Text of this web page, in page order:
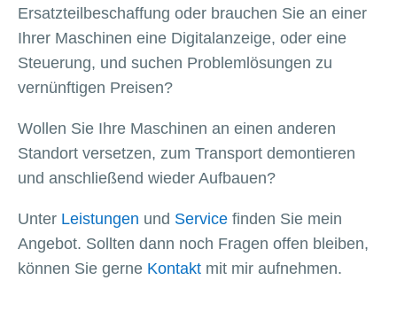
Ersatzteilbeschaffung oder brauchen Sie an einer
Ihrer Maschinen eine Digitalanzeige, oder eine
Steuerung, und suchen Problemlösungen zu
vernünftigen Preisen?
Wollen Sie Ihre Maschinen an einen anderen
Standort versetzen, zum Transport demontieren
und anschließend wieder Aufbauen?
Unter Leistungen und Service finden Sie mein
Angebot. Sollten dann noch Fragen offen bleiben,
können Sie gerne Kontakt mit mir aufnehmen.